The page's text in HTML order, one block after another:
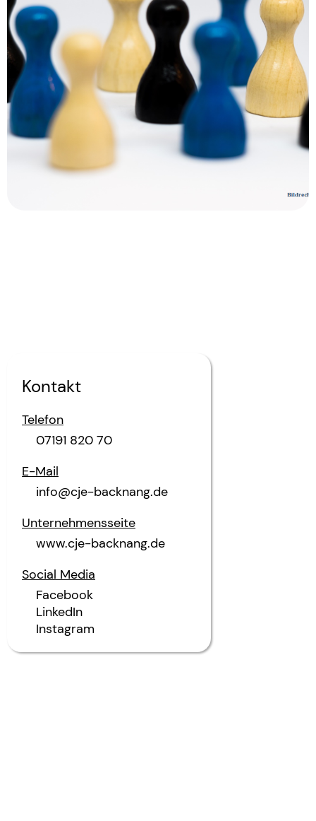
Kontakt
Telefon
07191 820 70
E-Mail
info@cje-backnang.de
Unternehmensseite
www.cje-backnang.de
Social Media
Facebook
LinkedIn
Instagram